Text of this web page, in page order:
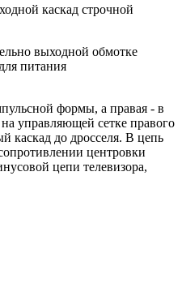
каскад строчной
выходной обмотке
питания
формы, а правая - в
управляющей сетке правого
каскад до дросселя. В цепь
центровки
цепи телевизора,